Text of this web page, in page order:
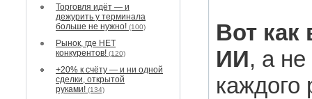
Торговля идёт — и
дежурить у терминала
больше не нужно! (100)
Рынок, где НЕТ
конкурентов! (120)
+20% к счёту — и ни одной
сделки, открытой
руками! (134)
Вот как
ИИ, а
каждого